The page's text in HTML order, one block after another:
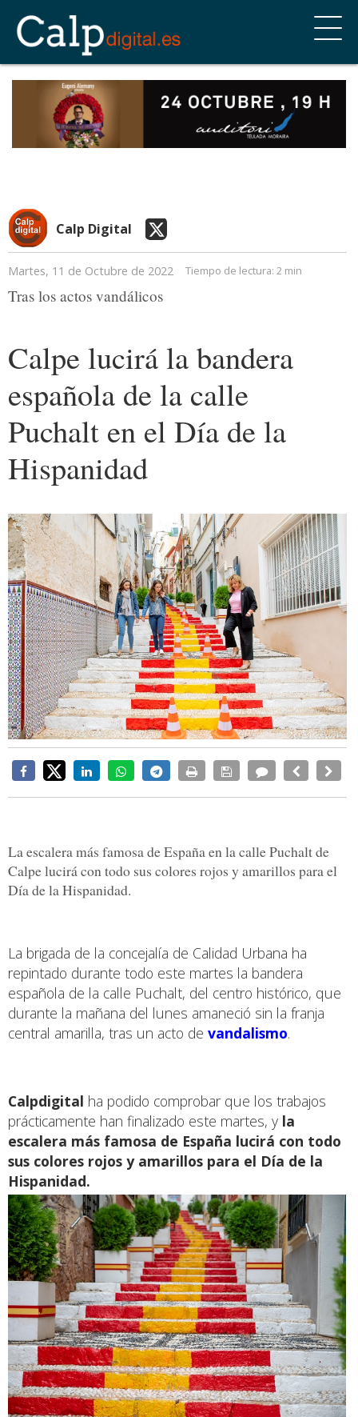
Calp Digital
Martes, 11 de Octubre de 2022 Tiempo de lectura: 2 min
Tras los actos vandálicos
Calpe lucirá la bandera
española de la calle
Puchalt en el Día de la
Hispanidad
La escalera más famosa de España en la calle Puchalt de
Calpe lucirá con todo sus colores rojos y amarillos para el
Día de la Hispanidad.
La brigada de la concejalía de Calidad Urbana ha
repintado durante todo este martes la bandera
española de la calle Puchalt, del centro histórico, que
durante la mañana del lunes amaneció sin la franja
central amarilla, tras un acto de vandalismo.
Calpdigital ha podido comprobar que los trabajos
prácticamente han finalizado este martes, y la
escalera más famosa de España lucirá con todo
sus colores rojos y amarillos para el Día de la
Hispanidad.